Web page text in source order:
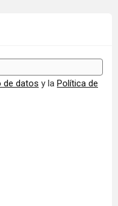
de datos y la Política de